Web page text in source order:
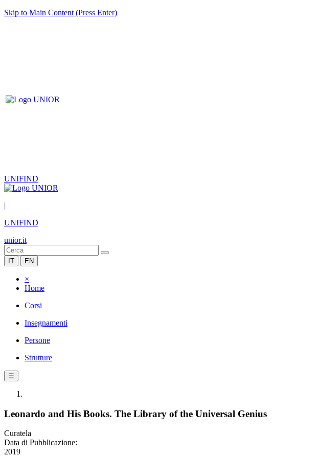
Skip to Main Content (Press Enter)
UNIFIND
|
UNIFIND
unior.it
IT EN
×
Home
Corsi
Insegnamenti
Persone
Strutture
☰
Leonardo and His Books. The Library of the Universal Genius
Curatela
Data di Pubblicazione:
2019